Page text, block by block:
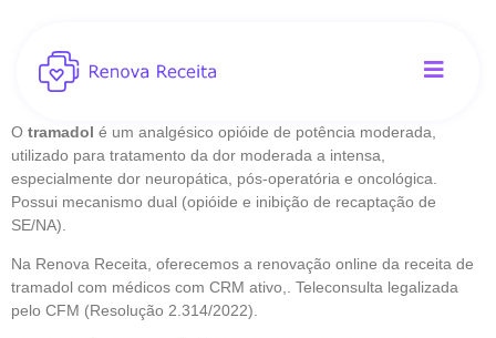
O tramadol é um analgésico opióide de potência moderada,
utilizado para tratamento da dor moderada a intensa,
especialmente dor neuropática, pós-operatória e oncológica.
Possui mecanismo dual (opióide e inibição de recaptação de
SE/NA).
Na Renova Receita, oferecemos a renovação online da receita de
tramadol com médicos com CRM ativo,. Teleconsulta legalizada
pelo CFM (Resolução 2.314/2022).